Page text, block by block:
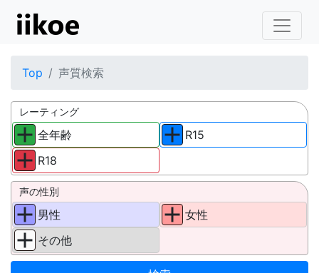
Top 声質検索
レーティング
全年齢
R18
R15
声の性別
男性
その他
女性